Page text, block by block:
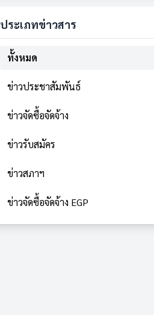
ประเภทข่าวสาร
ทั้งหมด
ข่าวประชาสัมพันธ์
ข่าวจัดซื้อจัดจ้าง
ข่าวรับสมัคร
ข่าวสภาฯ
ข่าวจัดซื้อจัดจ้าง EGP